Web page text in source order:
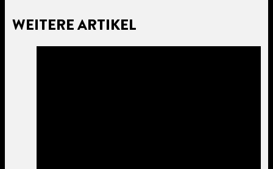
WEITERE ARTIKEL